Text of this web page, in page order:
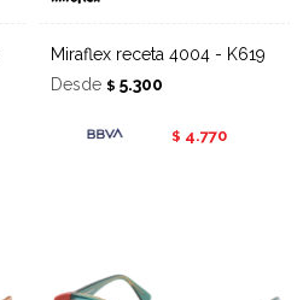
Miraflex receta 4004 - K619
Desde $ 5.300
$ 4.770